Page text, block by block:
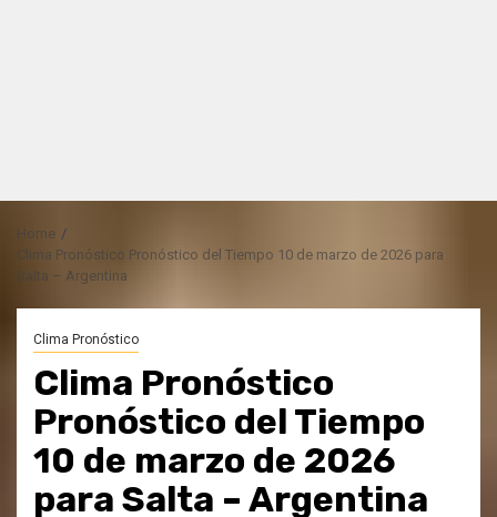
Home
Clima Pronóstico Pronóstico del Tiempo 10 de marzo de 2026 para
Salta – Argentina
Clima Pronóstico
Clima Pronóstico
Pronóstico del Tiempo
10 de marzo de 2026
para Salta – Argentina